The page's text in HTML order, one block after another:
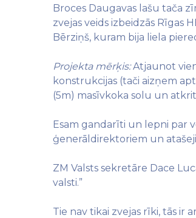
Broces Daugavas lašu tača
zvejas veids izbeidzās Rīgas
Bērziņš, kuram bija liela
Projekta mērķis:Atjaunot
konstrukcijas (tači aizņem
(5m) masīvkoka solu un
Esam gandarīti un lepni par
ģenerāldirektoriem un
ZM Valsts sekretāre Dace
valsti.”
Tie nav tikai zvejas rīki, tās ir